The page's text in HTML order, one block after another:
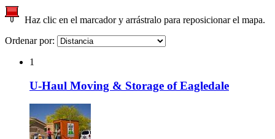
Haz clic en el marcador y arrástralo para reposicionar el mapa.
Ordenar por:
1
U-Haul Moving & Storage of Eagledale